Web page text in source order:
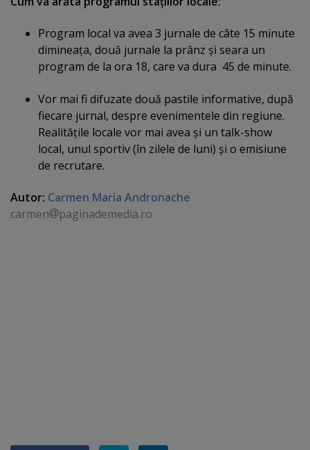
Program local va avea 3 jurnale de câte 15 minute
dimineaţa, două jurnale la prânz şi seara un
program de la ora 18, care va dura 45 de minute.
Vor mai fi difuzate două pastile informative, după
fiecare jurnal, despre evenimentele din regiune.
Realităţile locale vor mai avea şi un talk-show
local, unul sportiv (în zilele de luni) şi o emisiune
de recrutare.
Autor: Carmen Maria Andronache
carmen
paginademedia.ro